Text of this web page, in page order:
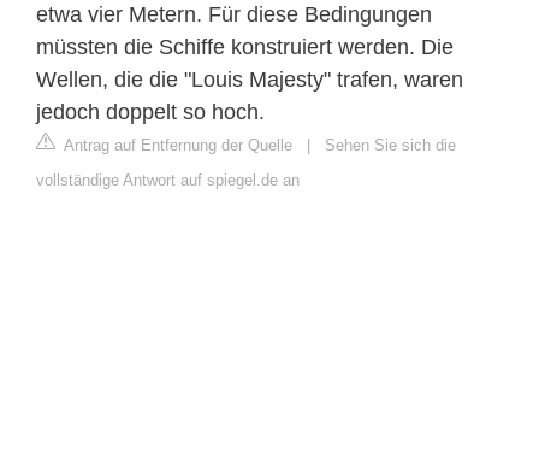
etwa vier Metern. Für diese Bedingungen
müssten die Schiffe konstruiert werden. Die
Wellen, die die "Louis Majesty" trafen, waren
jedoch doppelt so hoch.
Antrag auf Entfernung der Quelle | Sehen Sie sich die
vollständige Antwort auf spiegel.de an